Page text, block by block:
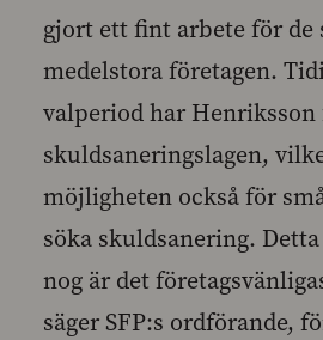
gjort ett fint arbete för de
medelstora företagen.
valperiod har
skuldsaneringslagen,
möjligheten också för
söka skuldsanering.
nog är det
säger SFP:s ordförande,